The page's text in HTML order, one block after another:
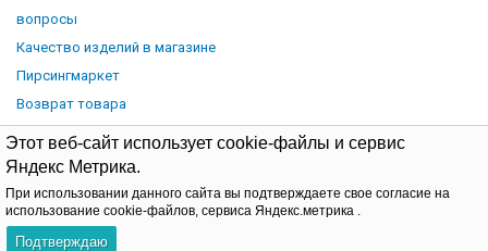
Этот веб-сайт использует cookie-файлы и сервис
Яндекс Метрика.
При использовании данного сайта вы подтверждаете свое согласие на
использование cookie-файлов, сервиса Яндекс.метрика .
Подтверждаю
вопросы
Качество изделий в магазине
Пирсингмаркет
Возврат товара
© Piercingmarket.ru, 2026.Политика обработки персональных
данных